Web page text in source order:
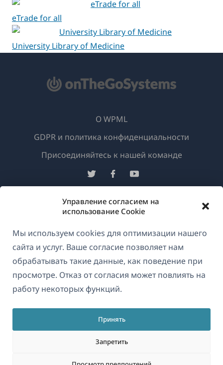
Управление согласием на
использование Cookie
Мы используем cookies для оптимизации нашего
сайта и услуг. Ваше согласие позволяет нам
обрабатывать такие данные, как поведение при
просмотре. Отказ от согласия может повлиять на
работу некоторых функций.
Принять
Запретить
eTrade for all
University Library of Medicine
© 2026OnTheGoSystems Limited
в
новом
окне)
Русский
О WPML
GDPR и политика конфиденциальности
Присоединяйтесь к нашей команде
(открывается
в
новом
окне)
(открывается
в
новом
окне)
(открывается
в
новом
окне)